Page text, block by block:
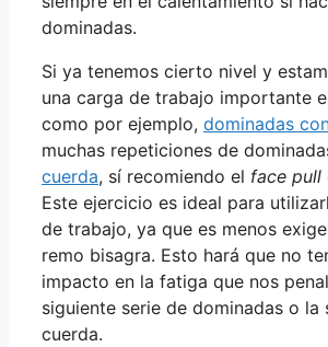
dominadas.
Si ya tenemos cierto nivel y
una carga de trabajo importante
como por ejemplo, dominadas
muchas repeticiones de
cuerda, sí recomiendo el face pull
Este ejercicio es ideal para
de trabajo, ya que es menos
remo bisagra. Esto hará que no
impacto en la fatiga que nos
siguiente serie de dominadas o la
cuerda.